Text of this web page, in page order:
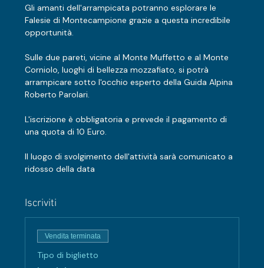
Gli amanti dell'arrampicata potranno esplorare le
Falesie di Montecampione grazie a questa incredibile
opportunità.
Sulle due pareti, vicine al Monte Muffetto e al Monte
Corniolo, luoghi di bellezza mozzafiato, si potrà
arrampicare sotto l'occhio esperto della Guida Alpina
Roberto Parolari.
L'iscrizione è obbligatoria e prevede il pagamento di
una quota di 10 Euro.
Il luogo di svolgimento dell'attività sarà comunicato a
ridosso della data
Iscriviti
Vendita terminata
Tipo di biglietto